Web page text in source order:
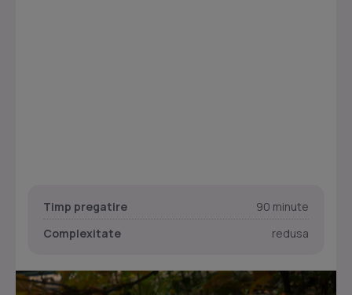
Timp pregatire
90 minute
Complexitate
redusa